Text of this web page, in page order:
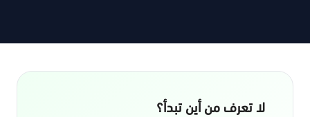
لا تعرف من أين تبدأ؟